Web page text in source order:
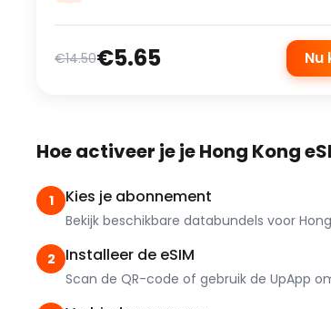
€14.50€5.65 Nu
Hoe activeer je je Hong Kong
1 Kies je abonnement
Bekijk beschikbare databundels voor
2 Installeer de eSIM
Scan de QR-code of gebruik de UpApp